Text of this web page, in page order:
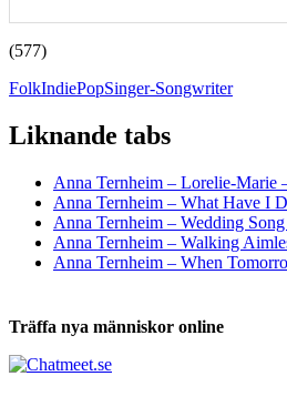
(577)
FolkIndiePopSinger-Songwriter
Liknande tabs
Anna Ternheim – Lorelie-Marie
Anna Ternheim – What Have I
Anna Ternheim – Wedding
Anna Ternheim – Walking
Anna Ternheim – When
Träffa nya människor online